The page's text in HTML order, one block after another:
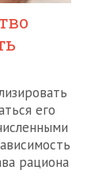
его
pациона